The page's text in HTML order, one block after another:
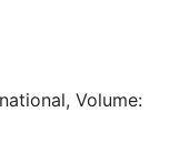
Volume: